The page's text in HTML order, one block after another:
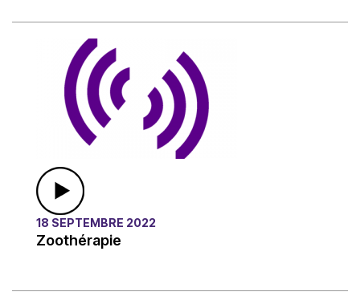
18 SEPTEMBRE 2022
Zoothérapie